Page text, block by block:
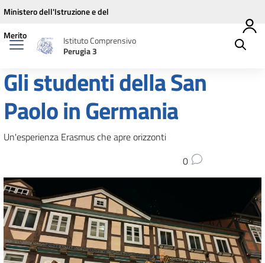
Vai ai contenuti
Vai al menu di navigazione
Vai al footer
Ministero dell'Istruzione e del
Merito
Istituto Comprensivo
Perugia 3
Gli studenti della San
Paolo in Germania
Un'esperienza Erasmus che apre orizzonti
0